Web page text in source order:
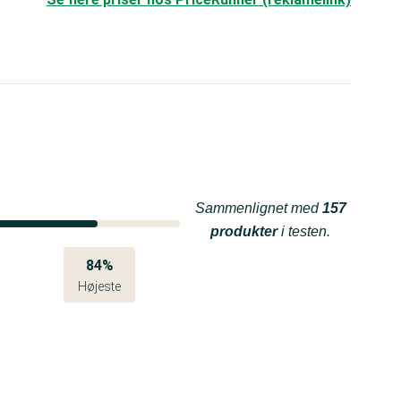
84%
Højeste
Sammenlignet med157
produkteri testen.